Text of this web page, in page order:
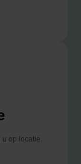
op locatie.